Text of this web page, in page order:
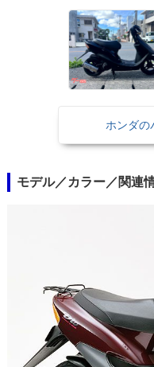
ホンダの
モデル／カラー／関連